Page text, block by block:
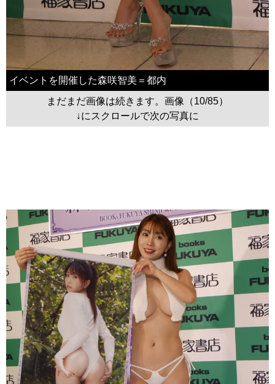
イベントを開催した森咲智美＝都内
まだまだ画像は続きます。画像（10/85）
↓にスクロールで次の写真に